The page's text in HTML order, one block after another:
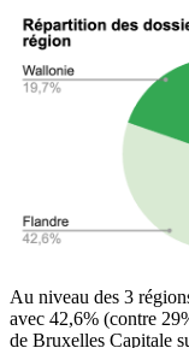
Au niveau des 3
avec 42,6% (contre
de Bruxelles Capitale